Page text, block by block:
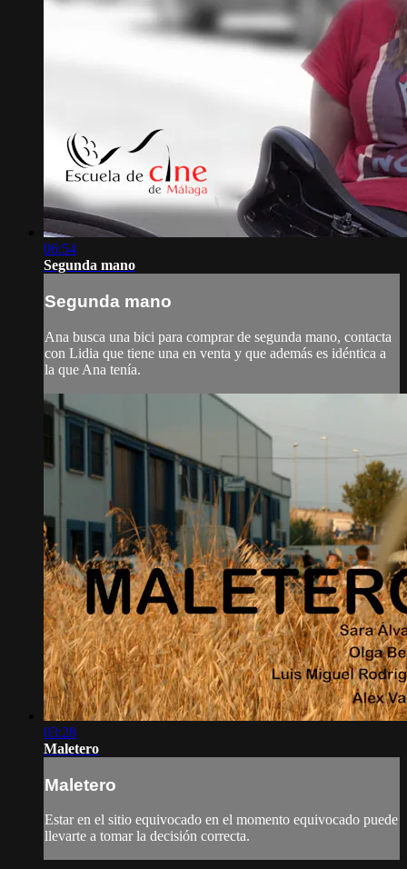
06:54
Segunda mano
Segunda mano
Ana busca una bici para comprar de segunda mano, contacta
con Lidia que tiene una en venta y que además es idéntica a
la que Ana tenía.
03:28
Maletero
Maletero
Estar en el sitio equivocado en el momento equivocado puede
llevarte a tomar la decisión correcta.